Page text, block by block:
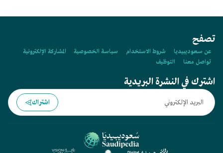
تصفح
عن سعوديبيديا شروط الاستخدام سياسة الخصوصية
المشاركة الإلكترونية
تواصل معنا
التوظيف
اشترك في النشرة البريدية
اشتراك